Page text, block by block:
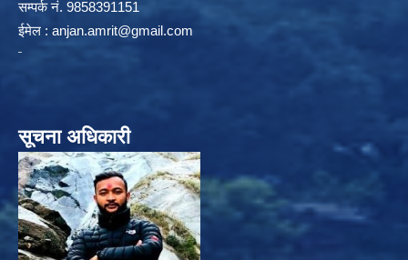
सम्पर्क न‌ं. 9858391151
ईमेल : anjan.amrit@gmail.com
सूचना अधिकारी